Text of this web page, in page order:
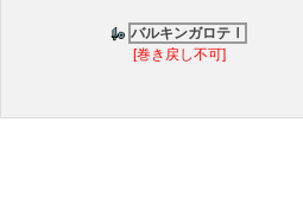
バルキンガロテⅠ
[巻き戻し不可]